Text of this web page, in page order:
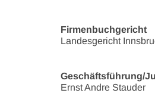
Firmenbuchgericht
Landesgericht
Geschäftsführung/
Ernst Andre Stauder